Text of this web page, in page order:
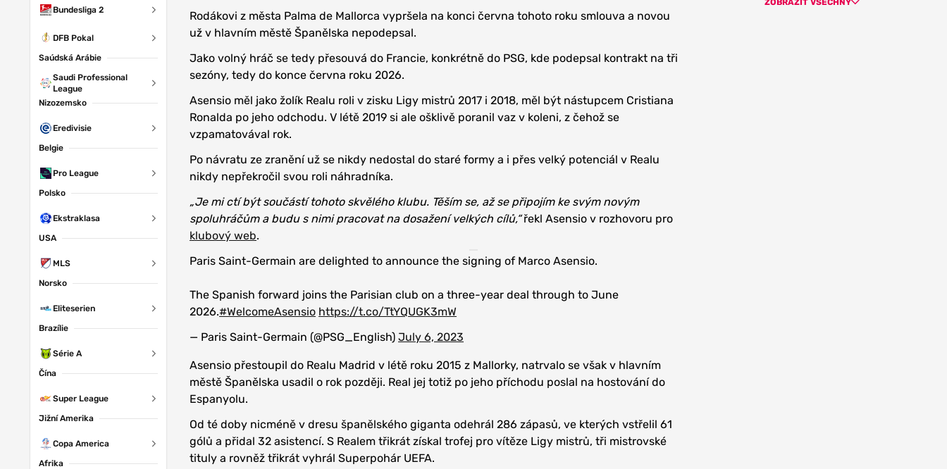
Bundesliga 2
DFB Pokal
Saúdská Arábie
Saudi Professional
League
Nizozemsko
Eredivisie
Belgie
Pro League
Polsko
Ekstraklasa
USA
MLS
Norsko
Eliteserien
Brazílie
Série A
Čína
Super League
Jižní Amerika
Copa America
Afrika
Rodákovi z města Palma de Mallorca vypršela na konci června tohoto roku smlouva a novou
už v hlavním městě Španělska nepodepsal.
Jako volný hráč se tedy přesouvá do Francie, konkrétně do PSG, kde podepsal kontrakt na tři
sezóny, tedy do konce června roku 2026.
Asensio měl jako žolík Realu roli v zisku Ligy mistrů 2017 i 2018, měl být nástupcem Cristiana
Ronalda po jeho odchodu. V létě 2019 si ale ošklivě poranil vaz v koleni, z čehož se
vzpamatovával rok.
Po návratu ze zranění už se nikdy nedostal do staré formy a i přes velký potenciál v Realu
nikdy nepřekročil svou roli náhradníka.
„Je mi ctí být součástí tohoto skvělého klubu. Těším se, až se připojím ke svým novým
spoluhráčům a budu s nimi pracovat na dosažení velkých cílů,“řekl Asensio v rozhovoru pro
klubový web.
Paris Saint-Germain are delighted to announce the signing of Marco Asensio.
The Spanish forward joins the Parisian club on a three-year deal through to June
2026.#WelcomeAsensio https://t.co/TtYQUGK3mW
— Paris Saint-Germain (@PSG_English) July 6, 2023
Asensio přestoupil do Realu Madrid v létě roku 2015 z Mallorky, natrvalo se však v hlavním
městě Španělska usadil o rok později. Real jej totiž po jeho příchodu poslal na hostování do
Espanyolu.
Od té doby nicméně v dresu španělského giganta odehrál 286 zápasů, ve kterých vstřelil 61
gólů a přidal 32 asistencí. S Realem třikrát získal trofej pro vítěze Ligy mistrů, tři mistrovské
tituly a rovněž třikrát vyhrál Superpohár UEFA.
ZOBRAZIT VŠECHNY